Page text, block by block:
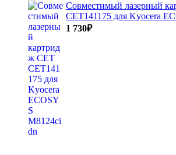
Совместимый лазерный
CET141175 для Kyocera
1 730₽